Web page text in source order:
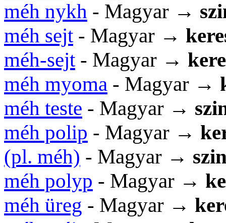
méh nykh - Magyar →
méh sejt- Magyar →
méh-sejt- Magyar →
méh myoma - Magyar →
méh teste - Magyar →
méh polip - Magyar →
(pl. méh) - Magyar →
méh polyp - Magyar →
méh üreg - Magyar →